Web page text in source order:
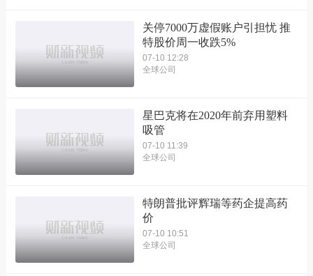
关停7000万虚假账户引担忧 推
特股价周一收跌5%
07-10 12:28
全球公司
星巴克将在2020年前弃用塑料
吸管
07-10 11:39
全球公司
特朗普批评辉瑞等药企提高药
价
07-10 10:51
全球公司